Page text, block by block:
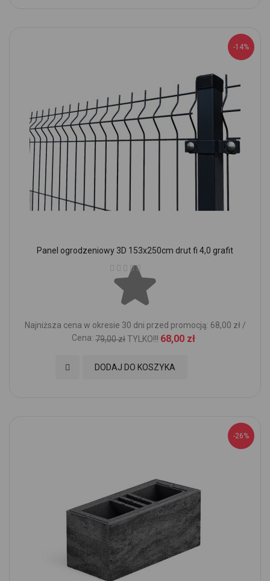
-14%
Panel ogrodzeniowy 3D 153x250cm drut fi 4,0 grafit
Ocena:
Najniższa cena w okresie 30 dni przed promocją: 68,00 zł /
Cena: 79,00 złTYLKO!!! 68,00 zł
DODAJ DO KOSZYKA
Dodaj do Ulubionych
-26%